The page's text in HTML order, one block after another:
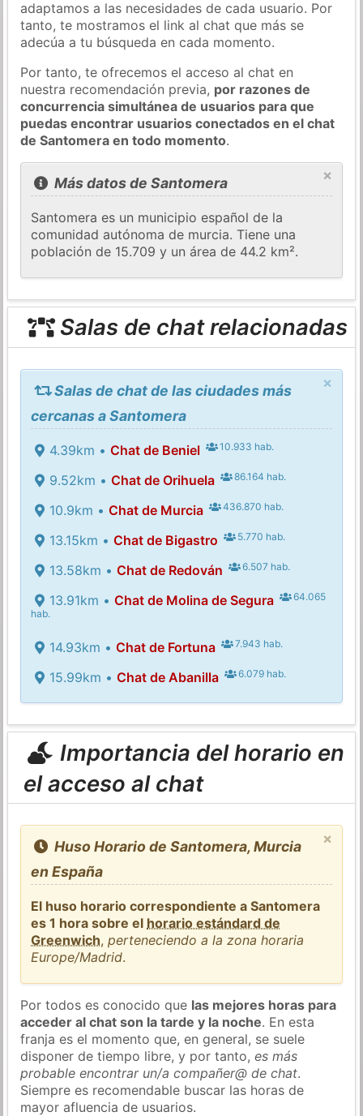
adaptamos a las necesidades de cada usuario. Por
tanto, te mostramos el link al chat que más se
adecúa a tu búsqueda en cada momento.
Por tanto, te ofrecemos el acceso al chat en
nuestra recomendación previa, por razones de
concurrencia simultánea de usuarios para que
puedas encontrar usuarios conectados en el chat
de Santomera en todo momento.
×
Más datos de Santomera
Santomera es un municipio español de la
comunidad autónoma de murcia. Tiene una
población de 15.709 y un área de 44.2 km².
Salas de chat relacionadas
×
Salas de chat de las ciudades más
cercanas a Santomera
4.39km • Chat de Beniel 10.933 hab.
9.52km • Chat de Orihuela 86.164 hab.
10.9km • Chat de Murcia 436.870 hab.
13.15km • Chat de Bigastro 5.770 hab.
13.58km • Chat de Redován 6.507 hab.
13.91km • Chat de Molina de Segura
64.065
hab.
14.93km • Chat de Fortuna 7.943 hab.
15.99km • Chat de Abanilla 6.079 hab.
Importancia del horario en
el acceso al chat
×
Huso Horario de Santomera, Murcia
en España
El huso horario correspondiente a Santomera
es 1 hora sobre el horario estándard de
Greenwich,perteneciendo a la zona horaria
Europe/Madrid.
Por todos es conocido que las mejores horas para
acceder al chat son la tarde y la noche. En esta
franja es el momento que, en general, se suele
disponer de tiempo libre, y por tanto,es más
probable encontrar un/a compañer@ de chat.
Siempre es recomendable buscar las horas de
mayor afluencia de usuarios.